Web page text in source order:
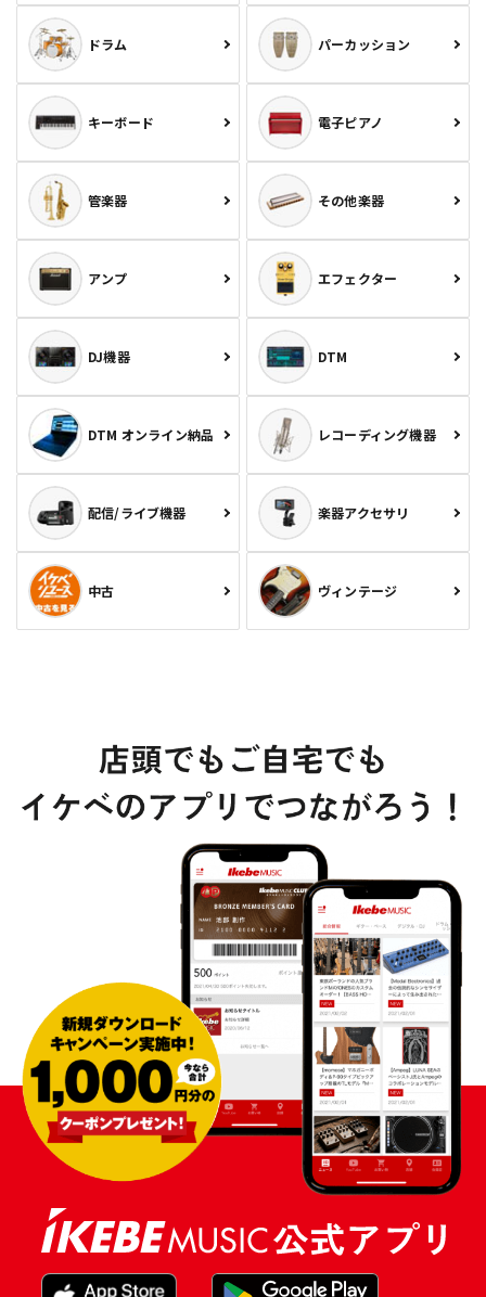
ドラム パーカッション
キーボード 電子ピアノ
管楽器 その他楽器
アンプ エフェクター
DJ機器 DTM
DTM オンライン納品 レコーディング機器
配信/ライブ機器 楽器アクセサリ
中古 ヴィンテージ